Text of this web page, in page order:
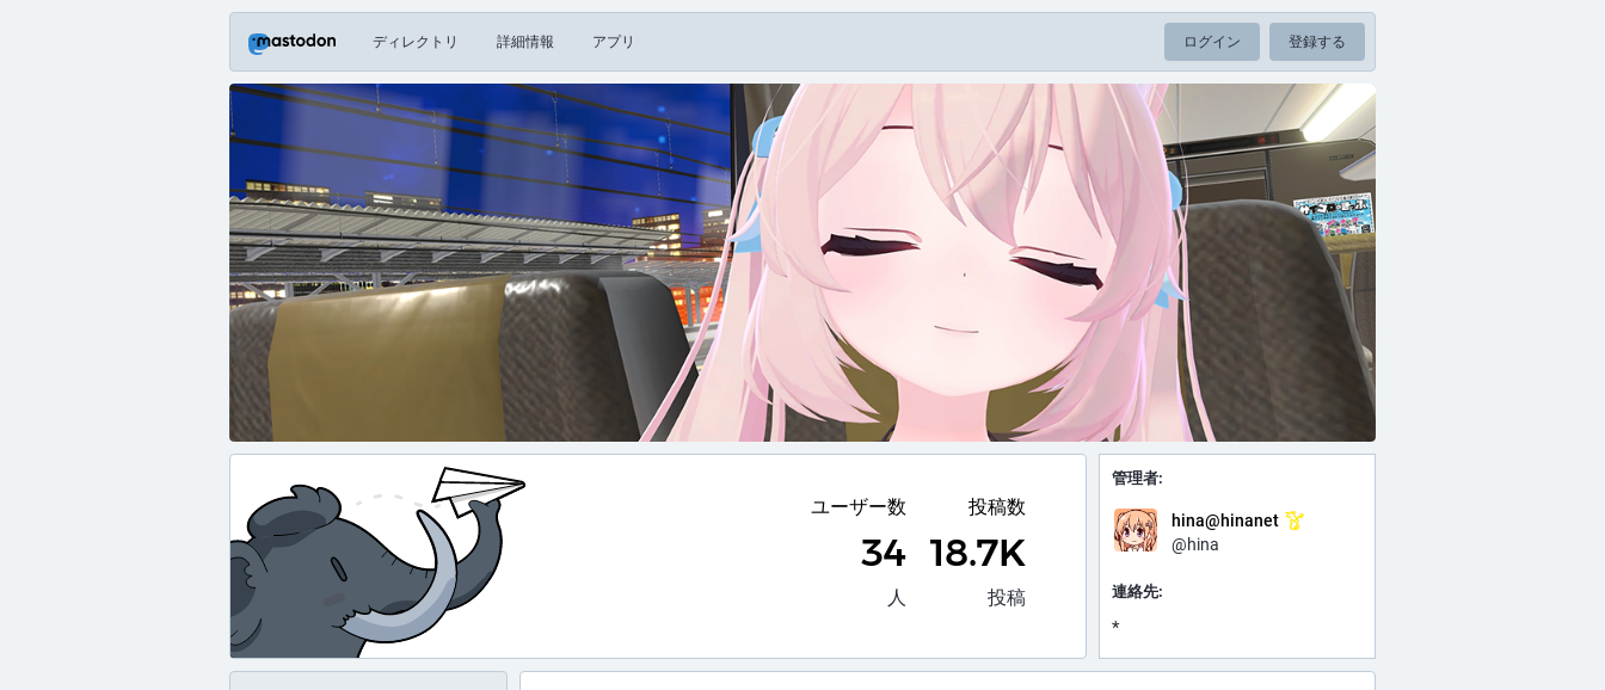
ディレクトリ 詳細情報 アプリ ログイン 登録する
ユーザー数
34
人
投稿数
18.7K
投稿
管理者:
hina@hinanet
@hina
連絡先:
*